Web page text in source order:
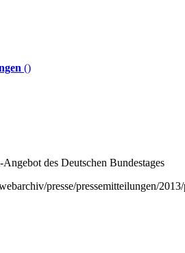
()
des Deutschen Bundestages
presse/pressemitteilungen/